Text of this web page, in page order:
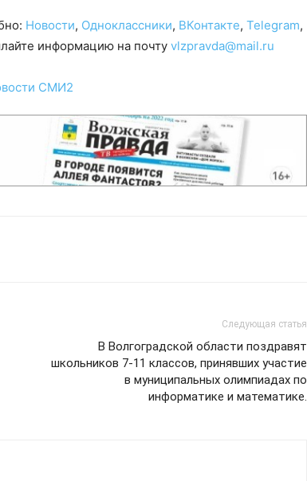
Новости, Одноклассники, ВКонтакте, Telegram,
информацию на почту vlzpravda@mail.ru
СМИ2
Следующая статья
В Волгоградской области поздравят
школьников 7-11 классов, принявших участие
в муниципальных олимпиадах по
информатике и математике.